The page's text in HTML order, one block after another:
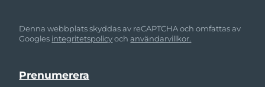
Denna webbplats skyddas av reCAPTCHA och omfattas av
Googles integritetspolicyochanvändarvillkor.